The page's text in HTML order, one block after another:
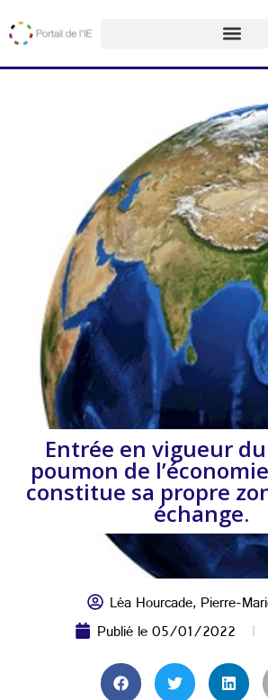
Entrée en vigueur du
poumon de
constitue sa propre
échange.
Léa Hourcade,Pierre-
Publié le05/01/2022